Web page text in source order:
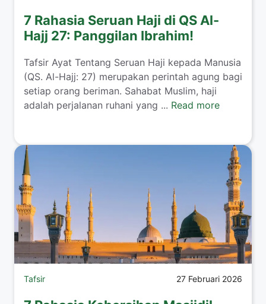
7 Rahasia Seruan Haji di QS Al-
Hajj 27: Panggilan Ibrahim!
Tafsir Ayat Tentang Seruan Haji kepada Manusia
(QS. Al-Hajj: 27) merupakan perintah agung bagi
setiap orang beriman. Sahabat Muslim, haji
adalah perjalanan ruhani yang ... Read more
Tafsir 27 Februari 2026